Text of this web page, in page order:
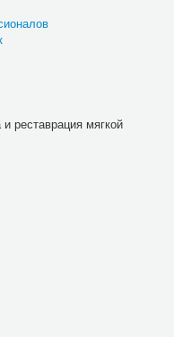
реставрация мягкой